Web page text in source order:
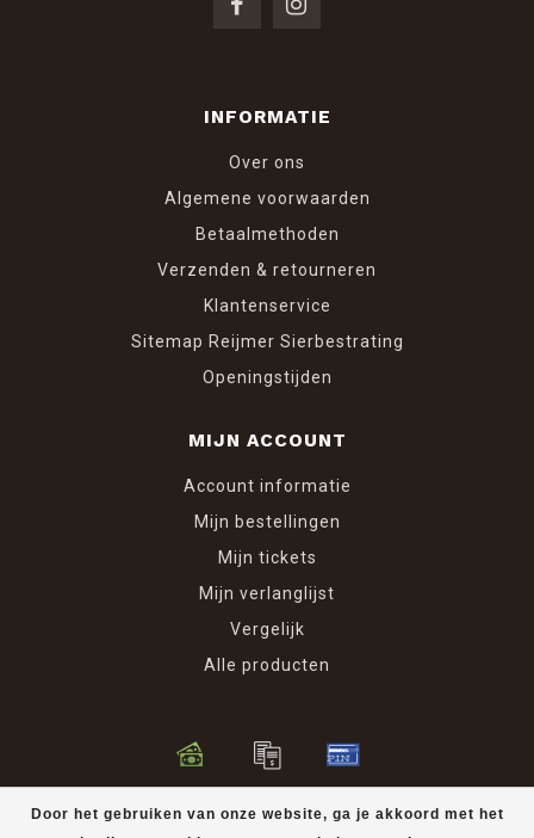
Door het gebruiken van onze website, ga je akkoord met het
INFORMATIE
Over ons
Algemene voorwaarden
Betaalmethoden
Verzenden & retourneren
Klantenservice
Sitemap Reijmer Sierbestrating
Openingstijden
MIJN ACCOUNT
Account informatie
Mijn bestellingen
Mijn tickets
Mijn verlanglijst
Vergelijk
Alle producten
© Copyright 2026 Reijmer Sierbestrating